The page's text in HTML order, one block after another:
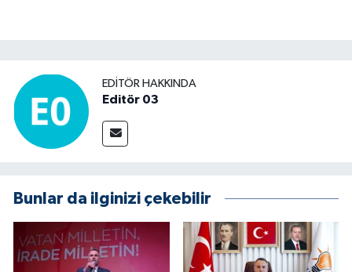
EDITÖR HAKKINDA
Editör 03
Bunlar da ilginizi çekebilir